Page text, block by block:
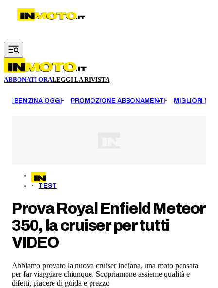
Vai al contenuto principale
ABBONATI ORALEGGI LA RIVISTA
BENZINA OGGI PROMOZIONE ABBONAMENTI MIGLIORI
TEST
Prova Royal Enfield Meteor
350, la cruiser per tutti
VIDEO
Abbiamo provato la nuova cruiser indiana, una moto pensata
per far viaggiare chiunque. Scopriamone assieme qualità e
difetti, piacere di guida e prezzo